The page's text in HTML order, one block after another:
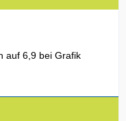
auf 6,9 bei Grafik